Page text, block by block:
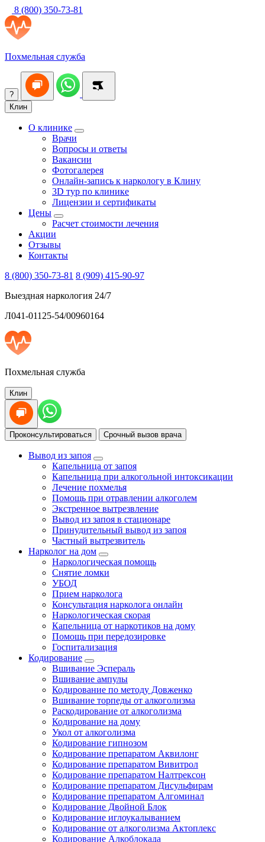
8 (800) 350-73-81
Похмельная служба
?
Клин
О клинике
Врачи
Вопросы и ответы
Вакансии
Фотогалерея
Онлайн-запись к наркологу в Клину
3D тур по клинике
Лицензии и сертификаты
Цены
Расчет стоимости лечения
Акции
Отзывы
Контакты
8 (800) 350-73-81 8 (909) 415-90-97
Выездная наркология 24/7
Л041-01125-54/00960164
Похмельная служба
Клин
Проконсультироваться Срочный вызов врача
Вывод из запоя
Капельница от запоя
Капельница при алкогольной интоксикации
Лечение похмелья
Помощь при отравлении алкоголем
Экстренное вытрезвление
Вывод из запоя в стационаре
Принудительный вывод из запоя
Частный вытрезвитель
Нарколог на дом
Наркологическая помощь
Снятие ломки
УБОД
Прием нарколога
Консультация нарколога онлайн
Наркологическая скорая
Капельница от наркотиков на дому
Помощь при передозировке
Госпитализация
Кодирование
Вшивание Эспераль
Вшивание ампулы
Кодирование по методу Довженко
Вшивание торпеды от алкоголизма
Раскодирование от алкоголизма
Кодирование на дому
Укол от алкоголизма
Кодирование гипнозом
Кодирование препаратом Аквилонг
Кодирование препаратом Вивитрол
Кодирование препаратом Налтрексон
Кодирование препаратом Дисульфирам
Кодирование препаратом Алгоминал
Кодирование Двойной Блок
Кодирование иглоукалыванием
Кодирование от алкоголизма Актоплекс
Кодирование Алкоблокада